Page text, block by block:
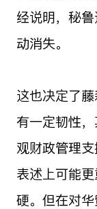
经说明，秘
动消失。
这也决定了
有一定韧性
观财政管理
表述上可能
硬。但在对